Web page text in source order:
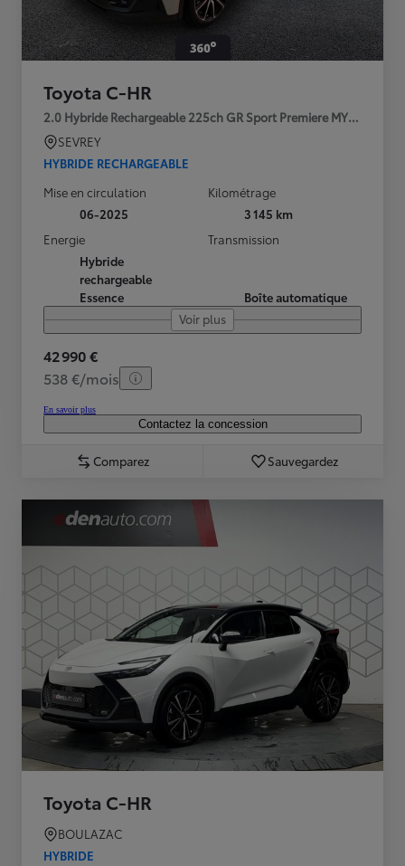
Toyota C-HR
2.0 Hybride Rechargeable 225ch GR Sport Premiere MY25
SEVREY
HYBRIDE RECHARGEABLE
Mise en circulation
06-2025
Kilométrage
3 145 km
Energie
Hybride
rechargeable
Essence
Transmission
Boîte automatique
Voir plus
42 990 €
538 €/mois
En savoir plus
Contactez la concession
Comparez Sauvegardez
Toyota C-HR
BOULAZAC
HYBRIDE